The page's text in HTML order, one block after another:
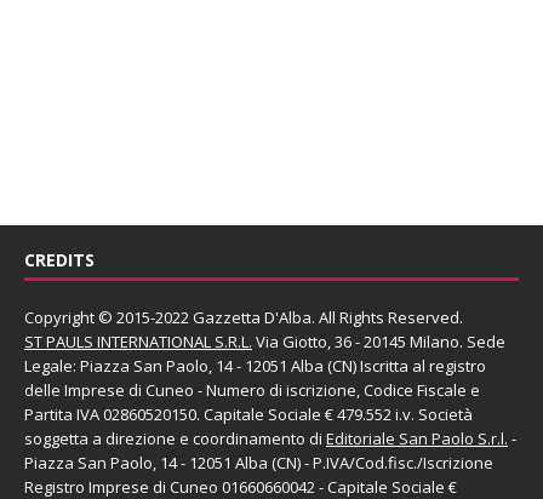
CREDITS
Copyright © 2015-2022 Gazzetta D'Alba. All Rights Reserved.
ST PAULS INTERNATIONAL S.R.L. Via Giotto, 36 - 20145 Milano. Sede
Legale: Piazza San Paolo, 14 - 12051 Alba (CN) Iscritta al registro
delle Imprese di Cuneo - Numero di iscrizione, Codice Fiscale e
Partita IVA 02860520150. Capitale Sociale € 479.552 i.v. Società
soggetta a direzione e coordinamento di Editoriale San Paolo S.r.l. -
Piazza San Paolo, 14 - 12051 Alba (CN) - P.IVA/Cod.fisc./Iscrizione
Registro Imprese di Cuneo 01660660042 - Capitale Sociale €